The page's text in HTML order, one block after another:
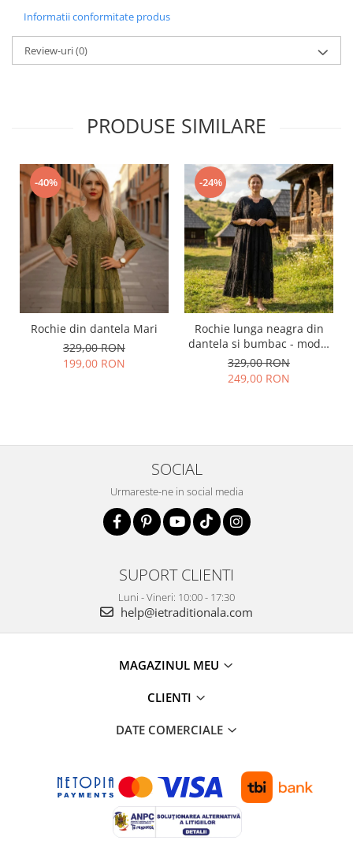
Informatii conformitate produs
Review-uri(0)
PRODUSE SIMILARE
-40%
Rochie din dantela Mari
329,00 RON
199,00 RON
-24%
Rochie lunga neagra din
dantela si bumbac - model
elegant vaporoasa
329,00 RON
249,00 RON
SOCIAL
Urmareste-ne in social media
SUPORT CLIENTI
Luni - Vineri: 10:00 - 17:30
help@ietraditionala.com
MAGAZINUL MEU
CLIENTI
DATE COMERCIALE